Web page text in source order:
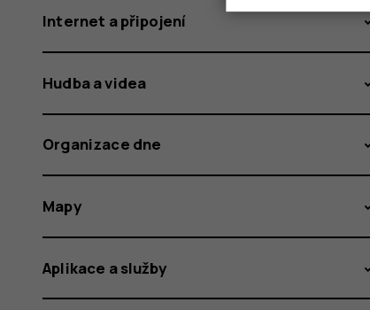
Internet a připojení
Hudba a videa
Organizace dne
Mapy
Aplikace a služby